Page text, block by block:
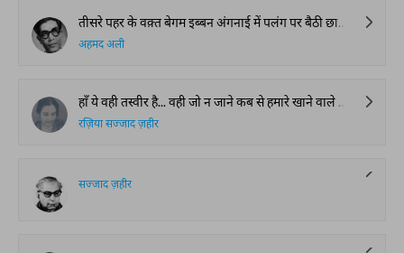
तीसरे पहर के वक़्त बेगम इब्बन अंगनाई में पलंग पर बैठी छालिया कुतर रही थीं। सामने बावर्ची ख़ाना में मामा हंडिया बघार रही थी। जब ड्योढ़ी में किसी ने कुंडी खटखटाई तो बेगम इब्बन बोलीं, “अरी दिलचीन देखियो तो कौन खटखटा रहा है? इस शोर से तो नाक में दम आ गया।“ इतने में बाहर से आवाज़ आई, “मैं आ जाऊँ?“
अहमद अली
हाँ ये वही तस्वीर है... वही जो न जाने कब से हमारे खाने वाले कमरे में लगी थी... वही जो न जाने कब से हमारे खाने वाले कमरे में लगी थी... ये वही है, बड़ी सी भारी तस्वीर जो तक़रीबन आधे दीवार को घेरे थी, यही फ्रे़म उस वक़्त भी था, यही चौड़ा सुनहरी फ्रे़म जिसमें कटाव की जाली बनी थी। वैसे उसकी पालिश जा-ब-जा से घिस गई थी। लेकिन ख़ुद तस्वीर की रौनक़ में कोई फ़र्क़ नहीं आया था... पस-ए-मंज़र में स्याही और सुर्ख़ी का वही मेल था जैसे रात का बढ़ता हुआ अंधेरा, सूरज की डूबती हुई सुनहरी सुर्ख़ी पर बढ़ता चला आ रहा हो, सामने रखी मेज़ पर गहरे सब्ज़-रंग का मेज़-पोश जिसकी चमक से ज़ाहिर होता था कि पलश या मख़मल का है, उस पर रखा हुआ बड़ा सॉ कॅट गिलास का गोल फूलदान जिसके एक हिस्से पर खिड़की से आती हुई रोशनी की डलक पड़ रही थी, उससे लगा हुआ बड़े बड़े रंग बिरंगे गुलाबों का एक गुच्छा... और फूलदान के क़रीब, मेज़पोश पर पड़ा हुआ एक ज़र्द गुलाब!
रज़िया सज्जाद ज़हीर
सज्जाद ज़हीर